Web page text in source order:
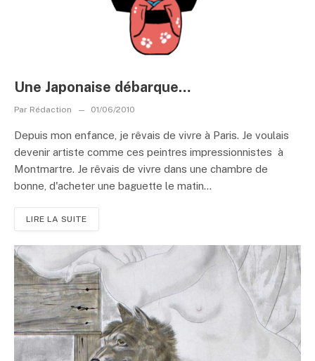
Une Japonaise débarque…
Par Rédaction 01/06/2010
Depuis mon enfance, je rêvais de vivre à Paris. Je voulais
devenir artiste comme ces peintres impressionnistes à
Montmartre. Je rêvais de vivre dans une chambre de
bonne, d'acheter une baguette le matin...
LIRE LA SUITE